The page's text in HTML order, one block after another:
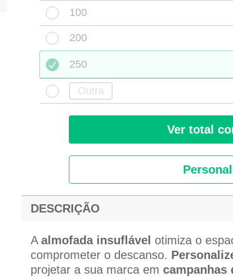
100
200
250
Ver total
DESCRIÇÃO
A almofada insuflável otimiza o
comprometer o descanso.
projetar a sua marca em campanhas